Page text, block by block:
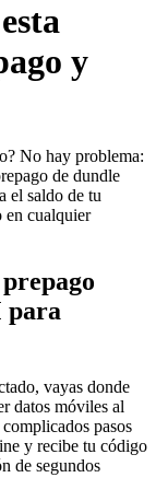
y
No hay problema:
de dundle
el saldo de tu
en cualquier
para
vayas donde
datos móviles al
pasos
y recibe tu código
de segundos